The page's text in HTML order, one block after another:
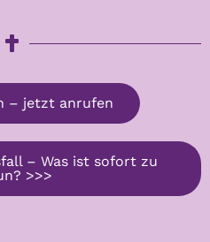
– jetzt anrufen
– Was ist sofort zu
>>>